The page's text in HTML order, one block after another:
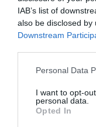
IAB’s list of
also be disclosed
Downstream
Personal Data
I want to opt-
personal data.
Opted In
entidad de
referencia en
financiación de
energías